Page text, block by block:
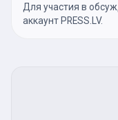
Для участия в
аккаунт PRESS.LV.